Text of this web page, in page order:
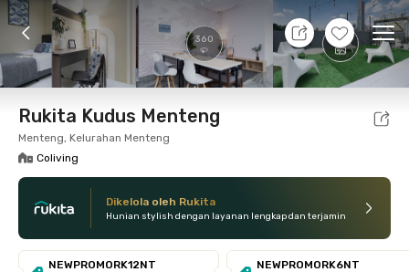
360 +24
10 Agt 26 - Belum tahu
Foto Fasilitas bersama Lokasi Kamar
Rukita Kudus Menteng
Menteng, Kelurahan Menteng
Coliving
Dikelola oleh Rukita
Hunian stylish dengan layanan lengkap dan terjamin
NEWPROMORK12NT
NEWPROMORK6NT